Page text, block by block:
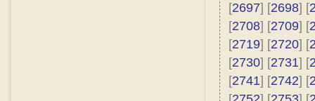
[2697] [2698] [
[2708] [2709] [
[2719] [2720] [
[2730] [2731] [
[2741] [2742] [